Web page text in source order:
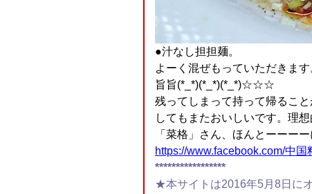
●汁なし担担麺。
よーく混ぜもっていただきま
旨旨(*_*)(*_*)(*_*)☆☆☆
残ってしまって持って帰るこ
してもまたおいしいです。理
「菜格」さん、ほんとーーー
https://www.facebook.com/中
*****************
★本サイトは2016年5月8日にオ